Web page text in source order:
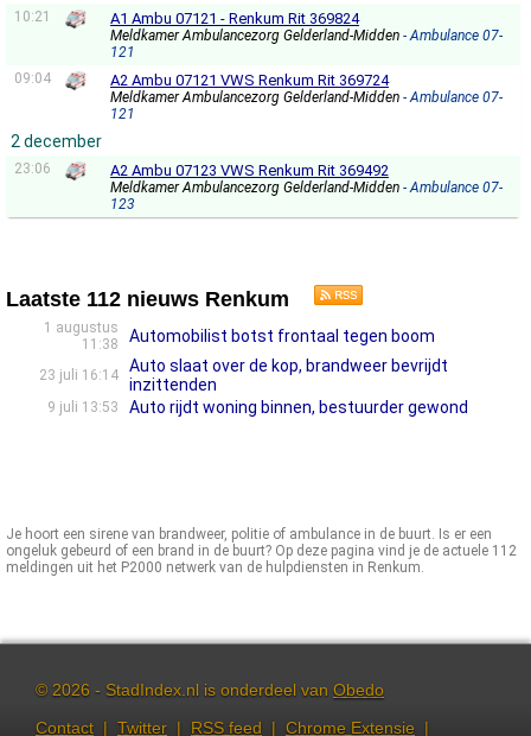
10:21
A1 Ambu 07121 - Renkum Rit 369824
Meldkamer Ambulancezorg Gelderland-Midden - Ambulance 07-
121
09:04
A2 Ambu 07121 VWS Renkum Rit 369724
Meldkamer Ambulancezorg Gelderland-Midden - Ambulance 07-
121
2 december
23:06 A2 Ambu 07123 VWS Renkum Rit 369492
Meldkamer Ambulancezorg Gelderland-Midden - Ambulance 07-
123
Laatste 112 nieuws Renkum
1 augustus
11:38
Automobilist botst frontaal tegen boom
23 juli 16:14
Auto slaat over de kop, brandweer bevrijdt
inzittenden
9 juli 13:53 Auto rijdt woning binnen, bestuurder gewond
Je hoort een sirene van brandweer, politie of ambulance in de buurt. Is er een
ongeluk gebeurd of een brand in de buurt? Op deze pagina vind je de actuele 112
meldingen uit het P2000 netwerk van de hulpdiensten in Renkum.
© 2026 - StadIndex.nl is onderdeel van Obedo
Contact | Twitter | RSS feed | Chrome Extensie |